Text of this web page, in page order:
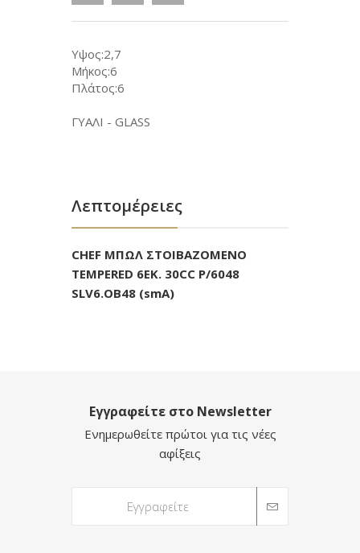
Υψος:2,7
Μήκος:6
Πλάτος:6
ΓΥΑΛΙ - GLASS
Λεπτομέρειες
CHEF ΜΠΩΛ ΣΤΟΙΒΑΖΟΜΕΝΟ
TEMPERED 6ΕΚ. 30CC P/6048
SLV6.OB48 (smA)
Εγγραφείτε στο Newsletter
Ενημερωθείτε πρώτοι για τις νέες
αφίξεις